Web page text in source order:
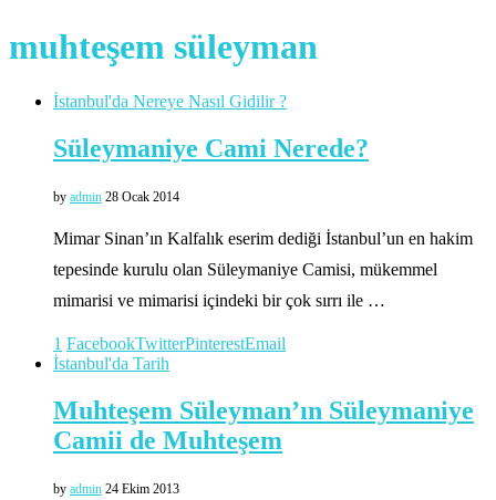
muhteşem süleyman
İstanbul'da Nereye Nasıl Gidilir ?
Süleymaniye Cami Nerede?
by admin 28 Ocak 2014
Mimar Sinan’ın Kalfalık eserim dediği İstanbul’un en hakim
tepesinde kurulu olan Süleymaniye Camisi, mükemmel
mimarisi ve mimarisi içindeki bir çok sırrı ile …
1 FacebookTwitterPinterestEmail
İstanbul'da Tarih
Muhteşem Süleyman’ın Süleymaniye
Camii de Muhteşem
by admin 24 Ekim 2013